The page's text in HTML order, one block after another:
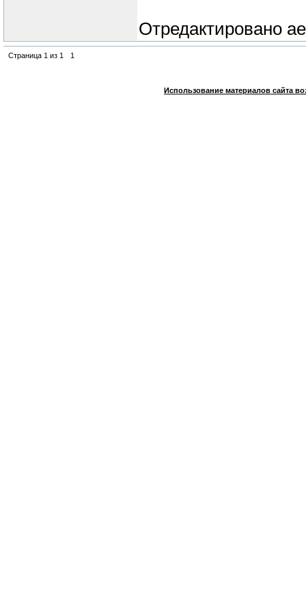
Отредактировано
Страница 1 из 1 1
Использование материалов сайта